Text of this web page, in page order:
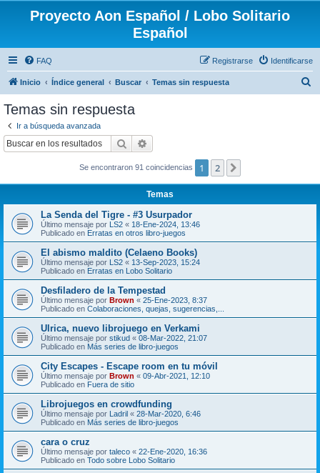
Proyecto Aon Español / Lobo Solitario
Español
FAQ Identificarse
Registrarse
Inicio Índice general Buscar Temas sin respuesta
Temas sin respuesta
Ir a búsqueda avanzada
Buscar
Se encontraron 91 coincidencias 1 2
Temas
La Senda del Tigre - #3 Usurpador
Último mensaje por LS2 « 18-Ene-2024, 13:46
Publicado en Erratas en otros libro-juegos
El abismo maldito (Celaeno Books)
Último mensaje por LS2 « 13-Sep-2023, 15:24
Publicado en Erratas en Lobo Solitario
Desfiladero de la Tempestad
Último mensaje por Brown « 25-Ene-2023, 8:37
Publicado en Colaboraciones, quejas, sugerencias,...
Ulrica, nuevo librojuego en Verkami
Último mensaje por stikud « 08-Mar-2022, 21:07
Publicado en Más series de libro-juegos
City Escapes - Escape room en tu móvil
Último mensaje por Brown « 09-Abr-2021, 12:10
Publicado en Fuera de sitio
Librojuegos en crowdfunding
Último mensaje por Ladril « 28-Mar-2020, 6:46
Publicado en Más series de libro-juegos
cara o cruz
Último mensaje por taleco « 22-Ene-2020, 16:36
Publicado en Todo sobre Lobo Solitario